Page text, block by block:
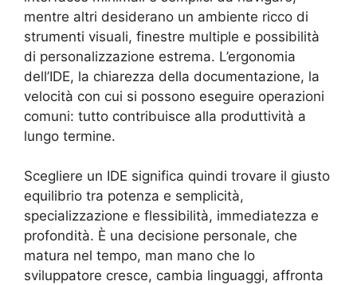
mentre altri desiderano un ambiente ricco di
strumenti visuali, finestre multiple e possibilità
di personalizzazione estrema. L’ergonomia
dell’IDE, la chiarezza della documentazione, la
velocità con cui si possono eseguire operazioni
comuni: tutto contribuisce alla produttività a
lungo termine.
Scegliere un IDE significa quindi trovare il giusto
equilibrio tra potenza e semplicità,
specializzazione e flessibilità, immediatezza e
profondità. È una decisione personale, che
matura nel tempo, man mano che lo
sviluppatore cresce, cambia linguaggi, affronta